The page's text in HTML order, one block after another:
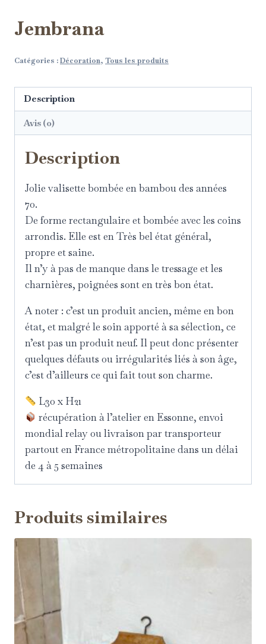
Jembrana
Catégories :Décoration, Tous les produits
Description
Avis (0)
Description
Jolie valisette bombée en bambou des années
70.
De forme rectangulaire et bombée avec les coins
arrondis. Elle est en Très bel état général,
propre et saine.
Il n’y à pas de manque dans le tressage et les
charnières, poignées sont en très bon état.
A noter : c’est un produit ancien, même en bon
état, et malgré le soin apporté à sa sélection, ce
n’est pas un produit neuf. Il peut donc présenter
quelques défauts ou irrégularités liés à son âge,
c’est d’ailleurs ce qui fait tout son charme.
L30 x H21
récupération à l’atelier en Essonne, envoi
mondial relay ou livraison par transporteur
partout en France métropolitaine dans un délai
de 4 à 5 semaines
Produits similaires